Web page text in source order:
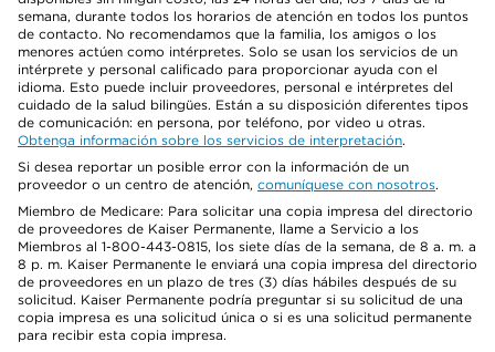
semana, durante todos los horarios de atención en todos los puntos
de contacto. No recomendamos que la familia, los amigos o los
menores actúen como intérpretes. Solo se usan los servicios de un
intérprete y personal calificado para proporcionar ayuda con el
idioma. Esto puede incluir proveedores, personal e intérpretes del
cuidado de la salud bilingües. Están a su disposición diferentes tipos
de comunicación: en persona, por teléfono, por video u otras.
Obtenga información sobre los servicios de interpretación.
Si desea reportar un posible error con la información de un
proveedor o un centro de atención, comuníquese con nosotros.
Miembro de Medicare: Para solicitar una copia impresa del directorio
de proveedores de Kaiser Permanente, llame a Servicio a los
Miembros al 1-800-443-0815, los siete días de la semana, de 8 a. m. a
8 p. m. Kaiser Permanente le enviará una copia impresa del directorio
de proveedores en un plazo de tres (3) días hábiles después de su
solicitud. Kaiser Permanente podría preguntar si su solicitud de una
copia impresa es una solicitud única o si es una solicitud permanente
para recibir esta copia impresa.